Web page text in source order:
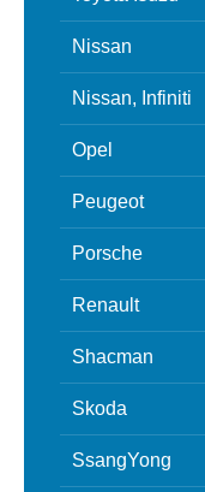
Nissan
Nissan, Infiniti
Opel
Peugeot
Porsche
Renault
Shacman
Skoda
SsangYong